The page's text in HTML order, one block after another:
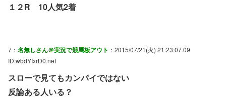
１２R 10人気2着
7： 名無しさん＠実況で競馬板アウト ：2015/07/21(火) 21:23:07.09
ID:wbdYIxrD0.net
スローで見てもカンパイではない
反論ある人いる？